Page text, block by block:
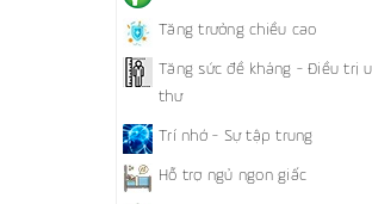
Tăng trưởng chiều cao
Tăng sức đề kháng - Điều trị
thư
Trí nhớ - Sự tập trung
Hỗ trợ ngủ ngon giấc